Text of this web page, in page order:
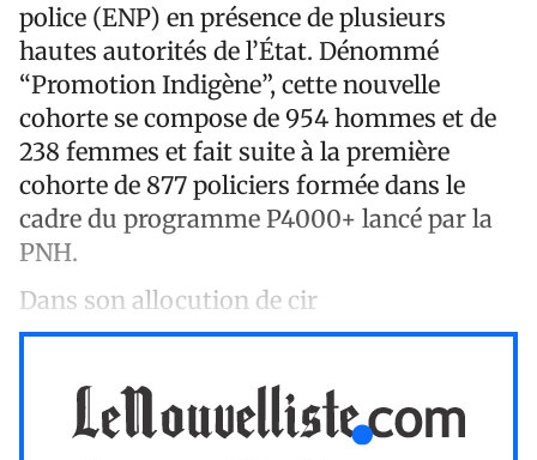
police (ENP) en présence de plusieurs
hautes autorités de l’État. Dénommé
“Promotion Indigène”, cette nouvelle
cohorte se compose de 954 hommes et de
238 femmes et fait suite à la première
cohorte de 877 policiers formée dans le
cadre du programme P4000+ lancé par la
PNH.
Dans son allocution de cir